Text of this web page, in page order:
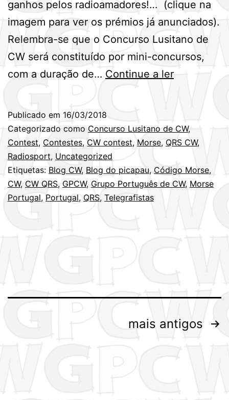
ganhos pelos radioamadores!… (clique na
imagem para ver os prémios já anunciados).
Relembra-se que o Concurso Lusitano de
CW será constituído por mini-concursos,
com a duração de… Continue a ler3º
Lusitano
de
é
Publicado em 16/03/2018
Categorizado como Concurso Lusitano de CW,
Contest, Contestes, CW contest, Morse, QRS CW,
Radiosport, Uncategorized
Etiquetas: Blog CW, Blog do picapau, Código Morse,
CW, CW QRS, GPCW, Grupo Português de CW, Morse
Portugal, Portugal, QRS, Telegrafistas
mais antigos